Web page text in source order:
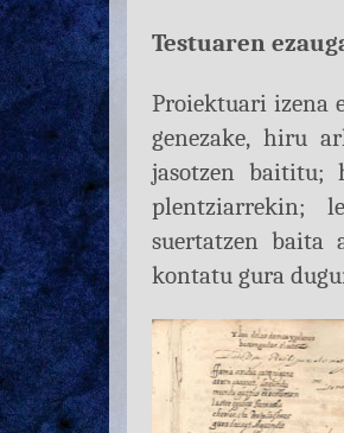
Testuaren
Proiektuari izena
genezake, hiru
jasotzen baititu;
plentziarrekin;
suertatzen baita
kontatu gura